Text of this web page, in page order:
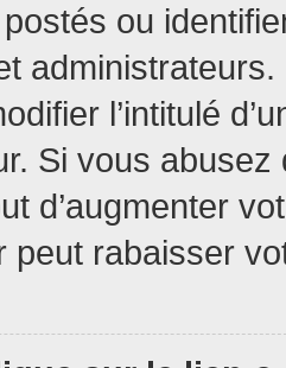
ou
l’intitulé
Si vous
d’augmenter
peut rabaisser